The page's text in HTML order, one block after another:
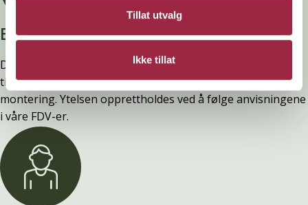
Tillat utvalg
Ikke tillat
Branntestet
Denne kledninger er testet, dokumentert, godkjent og
tilfredsstiller preakseptert ytelse for brann (D-s2,d0) ved
montering. Ytelsen opprettholdes ved å følge anvisningene
i våre FDV-er.